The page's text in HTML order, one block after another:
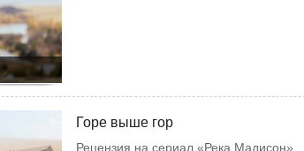
Горе выше гор
Рецензия на сериал «Река Мадисон»